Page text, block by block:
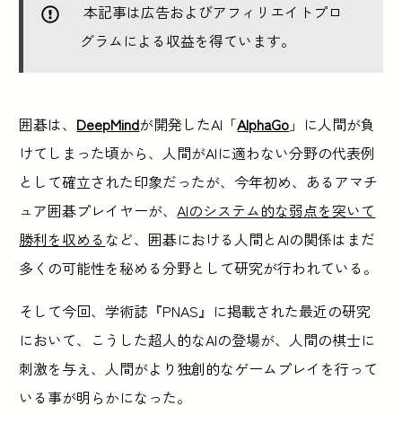
本記事は広告およびアフィリエイトプロ
グラムによる収益を得ています。
囲碁は、 DeepMindが開発したAI「AlphaGo 」に人間が負
けてしまった頃から、人間がAIに適わない分野の代表例
として確立された印象だったが、今年初め、あるアマチ
ュア囲碁プレイヤーが、AIのシステム的な弱点を突いて
勝利を収めるなど、囲碁における人間とAIの関係はまだ
多くの可能性を秘める分野として研究が行われている。
そして今回、学術誌『PNAS』に掲載された最近の研究
において、こうした超人的なAIの登場が、人間の棋士に
刺激を与え、人間がより独創的なゲームプレイを行って
いる事が明らかになった。